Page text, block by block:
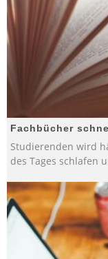
Fachbücher
Studierenden wird
des Tages schlafen